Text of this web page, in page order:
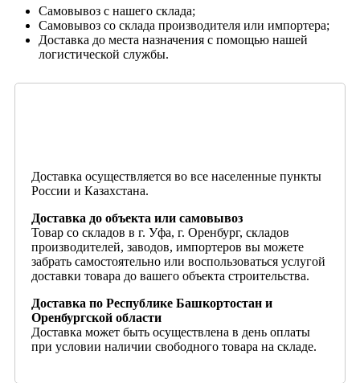
Самовывоз с нашего склада;
Самовывоз со склада производителя или импортера;
Доставка до места назначения с помощью нашей
логистической службы.
Доставка осуществляется во все населенные пункты
России и Казахстана.
Доставка до объекта или самовывоз
Товар со складов в г. Уфа, г. Оренбург, складов
производителей, заводов, импортеров вы можете
забрать самостоятельно или воспользоваться услугой
доставки товара до вашего объекта строительства.
Доставка по Республике Башкортостан и
Оренбургской области
Доставка может быть осуществлена в день оплаты
при условии наличии свободного товара на складе.